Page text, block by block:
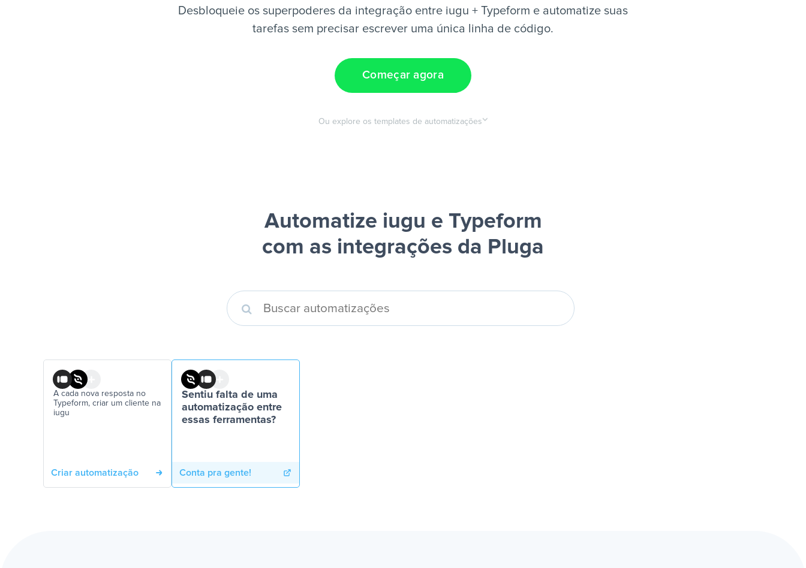
Desbloqueie os superpoderes da integração entre iugu + Typeform e automatize suas
tarefas sem precisar escrever uma única linha de código.
Começar agora
Ou explore os templates de automatizações
Automatize iugu e Typeform
com as integrações da Pluga
A cada nova resposta no
Typeform, criar um cliente na
iugu
Criar automatização
Sentiu falta de uma
automatização entre
essas ferramentas?
Conta pra gente!